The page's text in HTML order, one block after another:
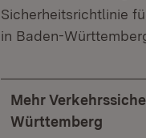
Sicherheitsrichtlinie
in Baden-
Mehr
Württemberg